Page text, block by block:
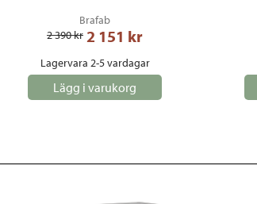
Brafab
2 390 kr 2 151 kr
Lagervara 2-5 vardagar
Lägg i varukorg